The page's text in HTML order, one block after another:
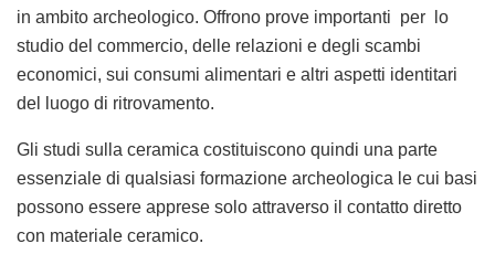
in ambito archeologico. Offrono prove importanti per lo
studio del commercio, delle relazioni e degli scambi
economici, sui consumi alimentari e altri aspetti identitari
del luogo di ritrovamento.
Gli studi sulla ceramica costituiscono quindi una parte
essenziale di qualsiasi formazione archeologica le cui basi
possono essere apprese solo attraverso il contatto diretto
con materiale ceramico.